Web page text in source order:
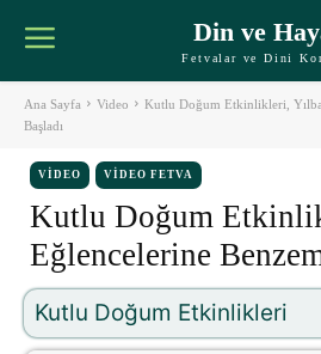
Din ve
Fetvalar ve Dini
Ana Sayfa Video
Kutlu Doğum Etkinlikleri,
Başladı
VIDEO VIDEO FETVA
Kutlu Doğum
Eğlencelerine
Kutlu Doğum Etkinlikleri